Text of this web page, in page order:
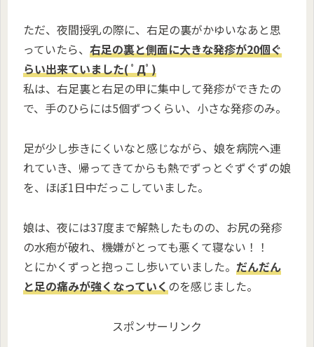
ただ、夜間授乳の際に、右足の裏がかゆいなあと思
っていたら、 右足の裏と側面に大きな発疹が20個ぐ
らい出来ていました( ﾟДﾟ)
私は、右足裏と右足の甲に集中して発疹ができたの
で、手のひらには5個ずつくらい、小さな発疹のみ。
足が少し歩きにくいなと感じながら、娘を病院へ連
れていき、帰ってきてからも熱でずっとぐずぐずの娘
を、ほぼ1日中だっこしていました。
娘は、夜には37度まで解熱したものの、お尻の発疹
の水疱が破れ、機嫌がとっても悪くて寝ない！！
とにかくずっと抱っこし歩いていました。 だんだん
と足の痛みが強くなっていくのを感じました。
スポンサーリンク